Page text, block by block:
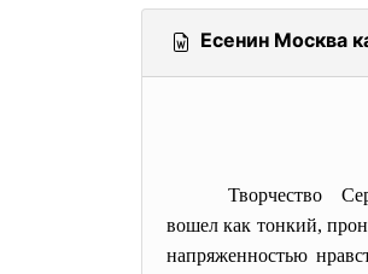
Есенин Москва
Творчество
вошел как тонкий,
напряженностью